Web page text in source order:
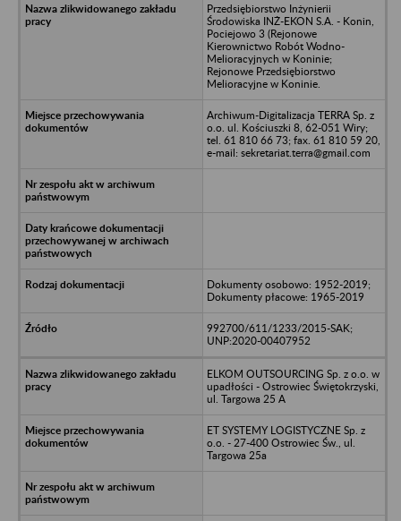
Przedsiębiorstwo Inżynierii
Środowiska INŻ-EKON S.A. - Konin,
Pociejowo 3 (Rejonowe
Kierownictwo Robót Wodno-
Melioracyjnych w Koninie;
Rejonowe Przedsiębiorstwo
Melioracyjne w Koninie.
Archiwum-Digitalizacja TERRA Sp. z
o.o. ul. Kościuszki 8, 62-051 Wiry;
tel. 61 810 66 73; fax. 61 810 59 20,
e-mail: sekretariat.terra@gmail.com
Dokumenty osobowo: 1952-2019;
Dokumenty płacowe: 1965-2019
992700/611/1233/2015-SAK;
UNP:2020-00407952
ELKOM OUTSOURCING Sp. z o.o. w
upadłości - Ostrowiec Świętokrzyski,
ul. Targowa 25 A
ET SYSTEMY LOGISTYCZNE Sp. z
o.o. - 27-400 Ostrowiec Św., ul.
Targowa 25a